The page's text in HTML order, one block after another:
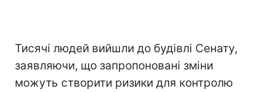
Тисячі людей вийшли до будівлі Сенату,
заявляючи, що запропоновані зміни
можуть створити ризики для контролю